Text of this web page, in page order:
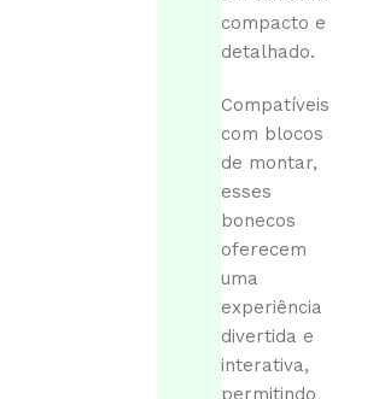
compacto e
detalhado.
Compatíveis
com blocos
de montar,
esses
bonecos
oferecem
uma
experiência
divertida e
interativa,
permitindo